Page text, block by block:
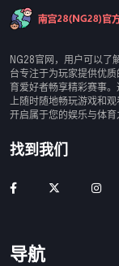
NG28官网，用户可以了
台专注于为玩家提供优
育爱好者畅享精彩赛事
上随时随地畅玩游戏和观
开启属于您的娱乐与体育
找到我们
导航